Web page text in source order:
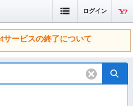
ログイン
サービスの終了について